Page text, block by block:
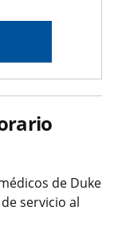
de Duke
de servicio al